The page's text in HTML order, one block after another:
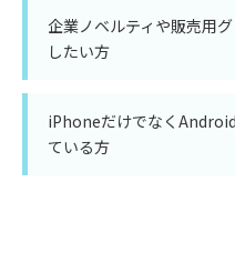
企業ノベルティや販売用
したい方
iPhoneだけでなく
ている方